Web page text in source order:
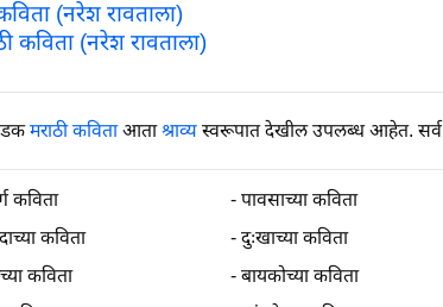
(नरेश रावताला)
कविता (नरेश रावताला)
मराठी कविताआताश्राव्य स्वरूपात देखील उपलब्ध आहेत. सर्व
कविता - पावसाच्या कविता
कविता - दुःखाच्या कविता
कविता - बायकोच्या कविता